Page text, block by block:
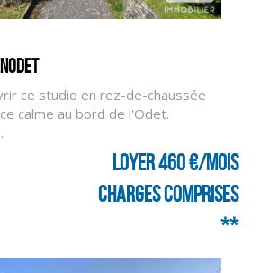
CLIQUER ICI POUR AGRANDIR
ce studio en rez-de-chaussée
calme au bord de l'Odet.
Loyer 460 €/mois
charges comprises
**